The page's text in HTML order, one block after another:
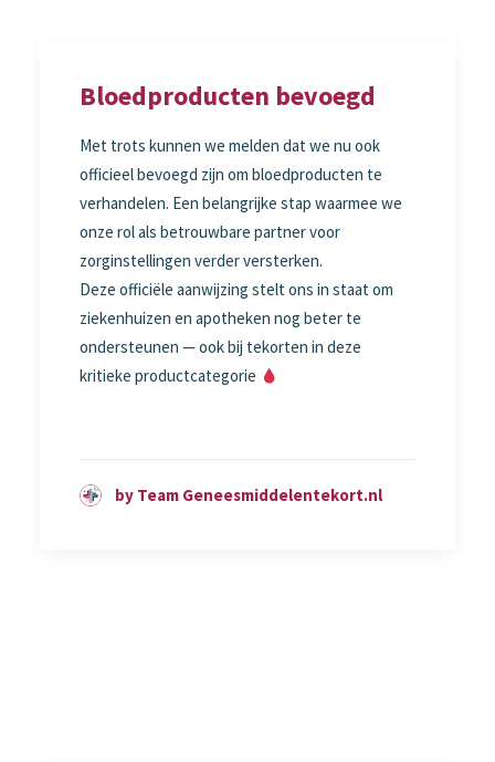
Bloedproducten bevoegd
Met trots kunnen we melden dat we nu ook
officieel bevoegd zijn om bloedproducten te
verhandelen. Een belangrijke stap waarmee we
onze rol als betrouwbare partner voor
zorginstellingen verder versterken.
Deze officiële aanwijzing stelt ons in staat om
ziekenhuizen en apotheken nog beter te
ondersteunen — ook bij tekorten in deze
kritieke productcategorie
by Team Geneesmiddelentekort.nl